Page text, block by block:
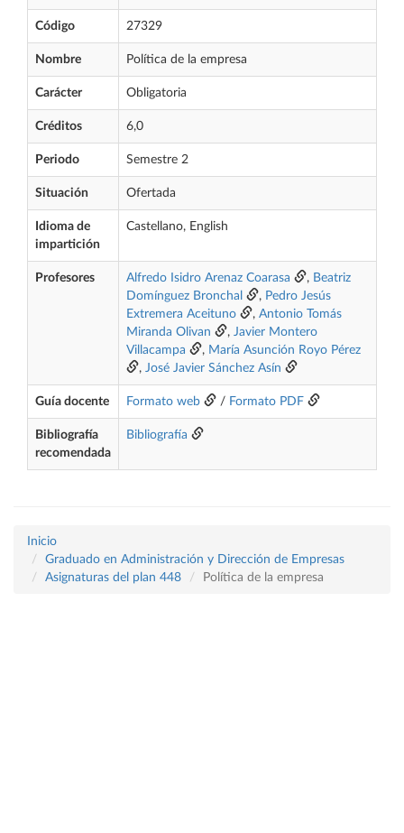
Código 27329
Nombre Política de la empresa
Carácter Obligatoria
Créditos 6,0
Periodo Semestre 2
Situación Ofertada
Idioma de
impartición
Castellano, English
Profesores Alfredo Isidro Arenaz Coarasa , Beatriz
Domínguez Bronchal
, Pedro Jesús
Extremera Aceituno
, Antonio Tomás
Miranda Olivan
, Javier Montero
Villacampa
, María Asunción Royo Pérez
, José Javier Sánchez Asín
Guía docente Formato web / Formato PDF
Bibliografía
recomendada
Bibliografía
Inicio
Graduado en Administración y Dirección de Empresas
Asignaturas del plan 448
Política de la empresa